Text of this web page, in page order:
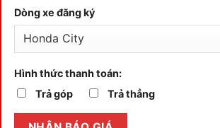
Dòng xe đăng ký
Hình thức thanh toán:
Trả góp
Trả thẳng